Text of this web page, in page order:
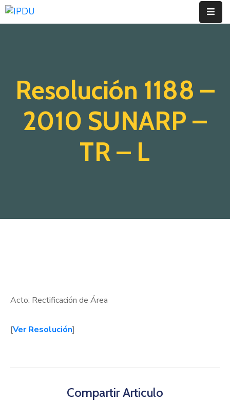
Somos
Legislación
Resolución 1188 –
2010 SUNARP –
TR – L
Acto: Rectificación de Área
[Ver Resolución]
Compartir Articulo